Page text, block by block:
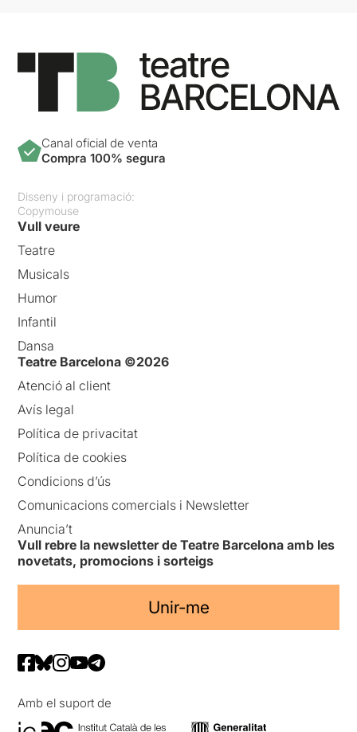
amb una molt bona tasca
d'interpretació i de direcció.
Per veure la ressenya
Canal oficial de venta
Compra 100% segura
Disseny i programació:
Copymouse
Vull veure
Teatre
Musicals
Humor
Infantil
Dansa
Teatre Barcelona ©2026
Atenció al client
Avís legal
Política de privacitat
Política de cookies
Condicions d’ús
Comunicacions comercials i Newsletter
Anuncia’t
Vull rebre la newsletter de Teatre Barcelona amb les
novetats, promocions i sorteigs
Unir-me
Amb el suport de